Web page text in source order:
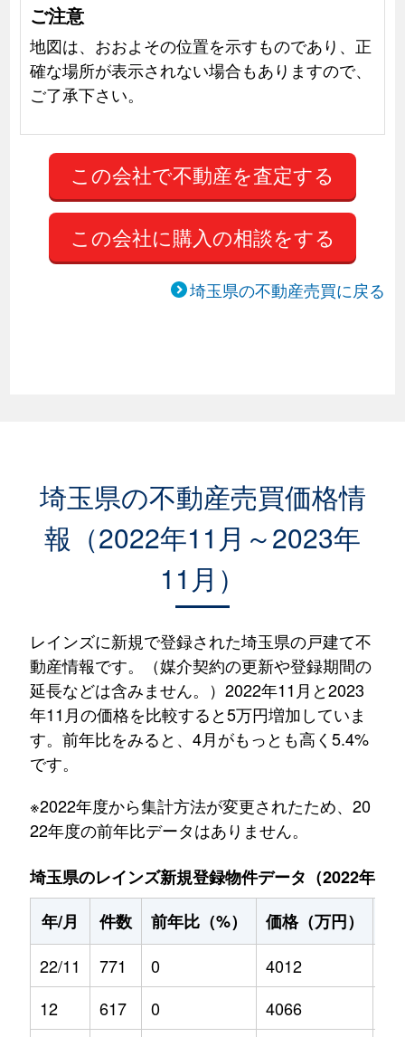
ご注意
地図は、おおよその位置を示すものであり、正
確な場所が表示されない場合もありますので、
ご了承下さい。
この会社に購入の相談をする
埼玉県の不動産売買に戻る
埼玉県の不動産売買価格情
報（2022年11月～2023年
11月）
レインズに新規で登録された埼玉県の戸建て不
動産情報です。（媒介契約の更新や登録期間の
延長などは含みません。）2022年11月と2023
年11月の価格を比較すると5万円増加していま
す。前年比をみると、4月がもっとも高く5.4%
です。
※2022年度から集計方法が変更されたため、20
22年度の前年比データはありません。
埼玉県のレインズ新規登録物件データ（2022年11
年/月
件数 前年比（%） 価格（万円）
22/11
771 0 4012
12
617 0 4066